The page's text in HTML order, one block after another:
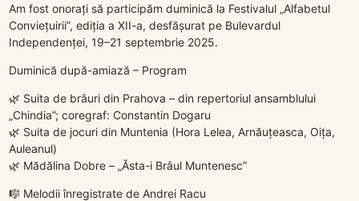
Am fost onorați să participăm duminică la Festivalul „Alfabetul
Conviețuirii”, ediția a XII-a, desfășurat pe Bulevardul
Independenței, 19–21 septembrie 2025.
Duminică după-amiază – Program
🌿 Suita de brâuri din Prahova – din repertoriul ansamblului
„Chindia”; coregraf: Constantin Dogaru
🌿 Suita de jocuri din Muntenia (Hora Lelea, Arnăuțeasca, Oița,
Auleanul)
🌿 Mădălina Dobre – „Ăsta-i Brâul Muntenesc”
🎼 Melodii înregistrate de Andrei Racu